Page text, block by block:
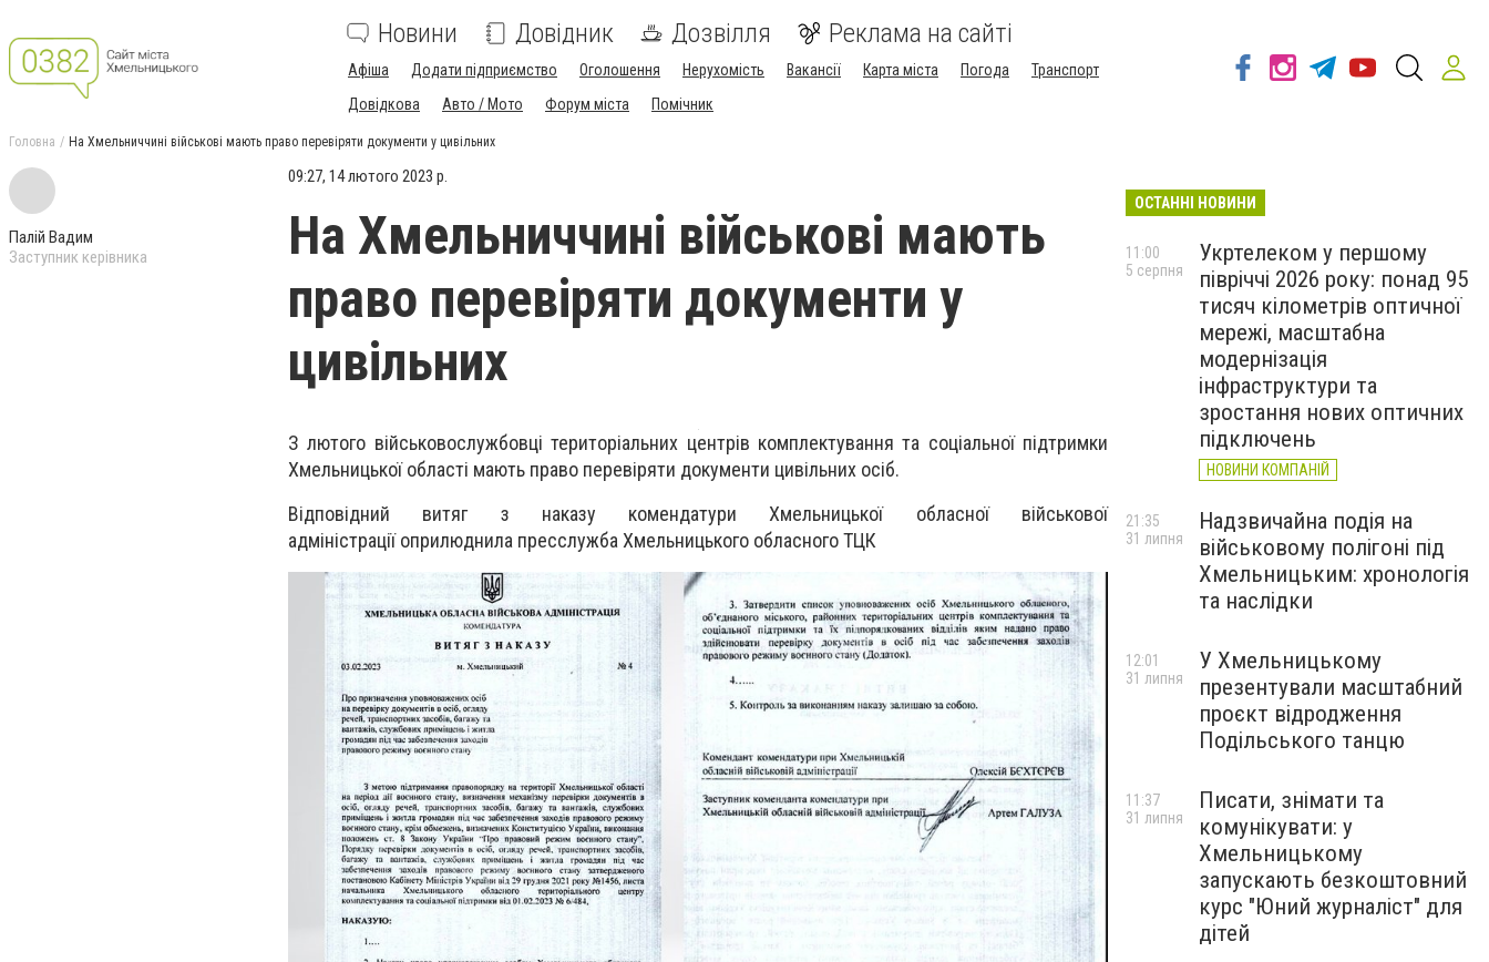
Новини Довідник Дозвілля Реклама на сайті
Афіша Додати підприємство Оголошення Нерухомість Вакансії Карта міста Погода
Транспорт
Довідкова
Авто / Мото Форум міста Помічник
Головна На Хмельниччині військові мають право перевіряти документи у цивільних
Палій Вадим
Заступник керівника
09:27, 14 лютого 2023 р.
На Хмельниччині військові мають
право перевіряти документи у
цивільних
З лютого військовослужбовці територіальних центрів комплектування та соціальної підтримки
Хмельницької області мають право перевіряти документи цивільних осіб.
Відповідний витяг з наказу комендатури Хмельницької обласної військової
адміністрації оприлюднила пресслужба Хмельницького обласногоТЦК
ОСТАННІ НОВИНИ
Укртелеком у першому
півріччі 2026 року: понад 95
тисяч кілометрів оптичної
мережі, масштабна
модернізація
інфраструктури та
зростання нових оптичних
підключень
НОВИНИ КОМПАНІЙ
11:00
5 серпня
Надзвичайна подія на
військовому полігоні під
Хмельницьким: хронологія
та наслідки
21:35
31 липня
У Хмельницькому
презентували масштабний
проєкт відродження
Подільського танцю
12:01
31 липня
Писати, знімати та
комунікувати: у
Хмельницькому
запускають безкоштовний
курс "Юний журналіст" для
дітей
11:37
31 липня